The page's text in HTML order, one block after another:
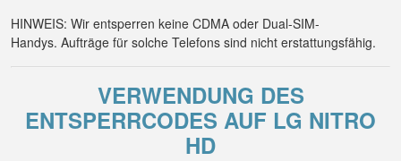
HINWEIS: Wir entsperren keine CDMA oder Dual-SIM-
Handys. Aufträge für solche Telefons sind nicht erstattungsfähig.
VERWENDUNG DES
ENTSPERRCODES AUF LG NITRO
HD